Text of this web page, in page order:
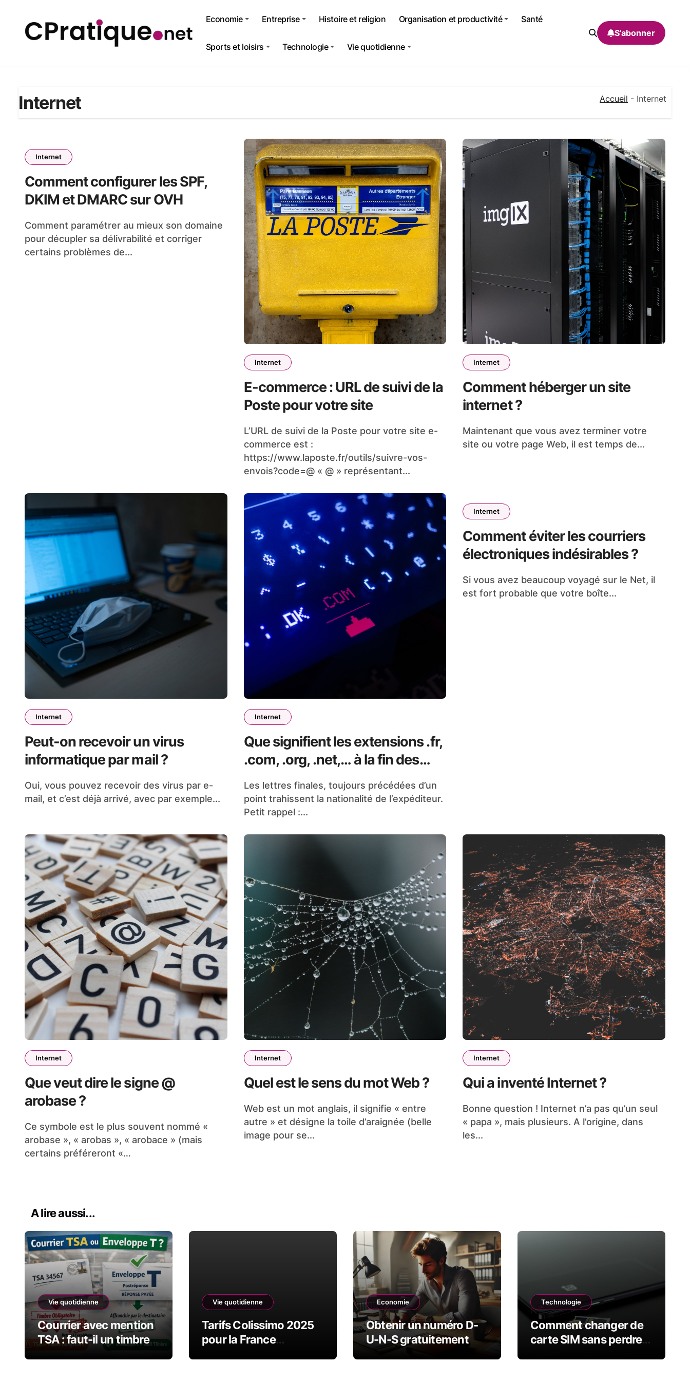
contenu
Economie Entreprise Histoire et religion Organisation et productivité Santé
Sports et loisirs Technologie Vie quotidienne
S’abonner
Internet Accueil - Internet
Internet
Comment configurer les SPF,
DKIM et DMARC sur OVH
Comment paramétrer au mieux son domaine
pour décupler sa délivrabilité et corriger
certains problèmes de...
Internet
E-commerce : URL de suivi de la
Poste pour votre site
L’URL de suivi de la Poste pour votre site e-
commerce est :
https://www.laposte.fr/outils/suivre-vos-
envois?code=@ « @ » représentant...
Internet
Comment héberger un site
internet ?
Maintenant que vous avez terminer votre
site ou votre page Web, il est temps de...
Internet
Peut-on recevoir un virus
informatique par mail ?
Oui, vous pouvez recevoir des virus par e-
mail, et c’est déjà arrivé, avec par exemple...
Internet
Que signifient les extensions .fr,
.com, .org, .net,… à la fin des
adresses ?
Les lettres finales, toujours précédées d’un
point trahissent la nationalité de l’expéditeur.
Petit rappel :...
Internet
Comment éviter les courriers
électroniques indésirables ?
Si vous avez beaucoup voyagé sur le Net, il
est fort probable que votre boîte...
Internet
Que veut dire le signe @
arobase ?
Ce symbole est le plus souvent nommé «
arobase », « arobas », « arobace » (mais
certains préféreront «…
Internet
Quel est le sens du mot Web ?
Web est un mot anglais, il signifie « entre
autre » et désigne la toile d’araignée (belle
image pour se...
Internet
Qui a inventé Internet ?
Bonne question ! Internet n’a pas qu’un seul
« papa », mais plusieurs. A l’origine, dans
les...
A lire aussi...
Vie quotidienne
Courrier avec mention
TSA : faut-il un timbre
Vie quotidienne
Tarifs Colissimo 2025
pour la France
Economie
Obtenir un numéro D-
U-N-S gratuitement
Technologie
Comment changer de
carte SIM sans perdre